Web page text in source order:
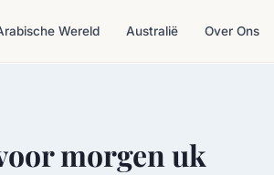
Wereld Australië Over Ons
morgen uk